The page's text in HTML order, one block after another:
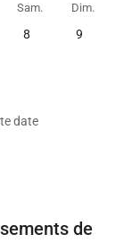
Sam.
8
Dim.
9
date
de